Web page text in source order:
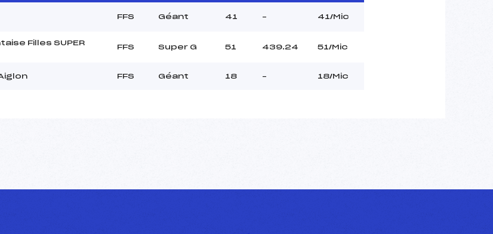
FFS Géant 41 – 41/Mic
Filles SUPER
FFS Super G 51 439.24 51/Mic
FFS Géant 18 – 18/Mic